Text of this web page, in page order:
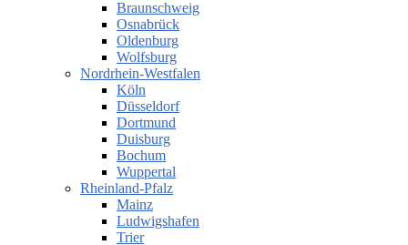
Braunschweig
Osnabrück
Oldenburg
Wolfsburg
Nordrhein-Westfalen
Köln
Düsseldorf
Dortmund
Duisburg
Bochum
Wuppertal
Rheinland-Pfalz
Mainz
Ludwigshafen
Trier